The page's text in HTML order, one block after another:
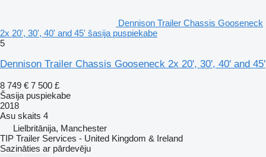
Dennison Trailer Chassis Gooseneck
2x 20', 30', 40' and 45' šasija puspiekabe
5
Dennison Trailer Chassis Gooseneck 2x 20', 30', 40' and 45'
8 749 € 7 500 £
Šasija puspiekabe
2018
Asu skaits 4
Lielbritānija, Manchester
TIP Trailer Services - United Kingdom & Ireland
Sazināties ar pārdevēju